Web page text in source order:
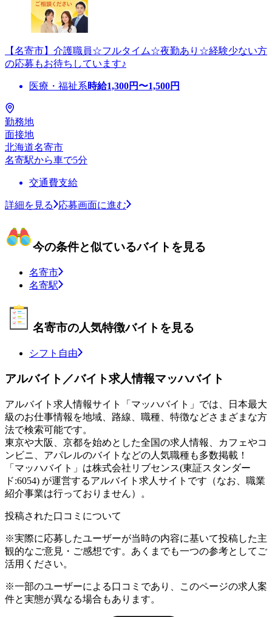
【名寄市】介護職員☆フルタイム☆夜勤あり☆経験少ない方
の応募もお待ちしています♪
医療・福祉系時給1,300円〜1,500円
勤務地
面接地
北海道名寄市
名寄駅から車で5分
交通費支給
詳細を見る 応募画面に進む
今の条件と似ているバイトを見る
名寄市
名寄駅
名寄市の人気特徴バイトを見る
シフト自由
アルバイト／バイト求人情報マッハバイト
アルバイト求人情報サイト「マッハバイト」では、日本最大
級のお仕事情報を地域、路線、職種、特徴などさまざまな方
法で検索可能です。
東京や大阪、京都を始めとした全国の求人情報、カフェやコ
ンビニ、アパレルのバイトなどの人気職種も多数掲載！
「マッハバイト」は株式会社リブセンス(東証スタンダー
ド:6054) が運営するアルバイト求人サイトです（なお、職業
紹介事業は行っておりません）。
投稿された口コミについて
※実際に応募したユーザーが当時の内容に基いて投稿した主
観的なご意見・ご感想です。あくまでも一つの参考としてご
活用ください。
※一部のユーザーによる口コミであり、このページの求人案
件と実態が異なる場合もあります。